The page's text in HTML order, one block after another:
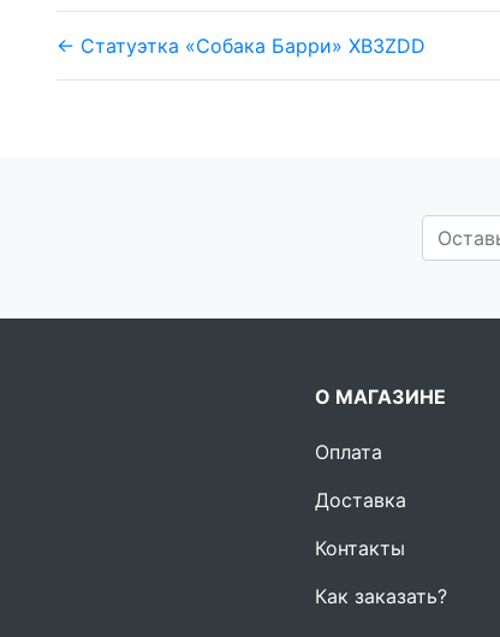
← Статуэтка «Собака Барри» XB3ZDD
О МАГАЗИНЕ
Оплата
Доставка
Контакты
Как заказать?